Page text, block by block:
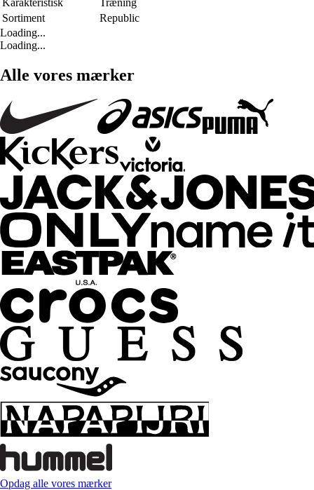
Karakteristisk
Træning
Sortiment
Republic
Loading...
Loading...
Alle vores mærker
Opdag alle vores mærker